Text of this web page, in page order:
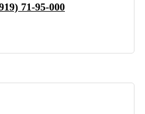
71-95-000